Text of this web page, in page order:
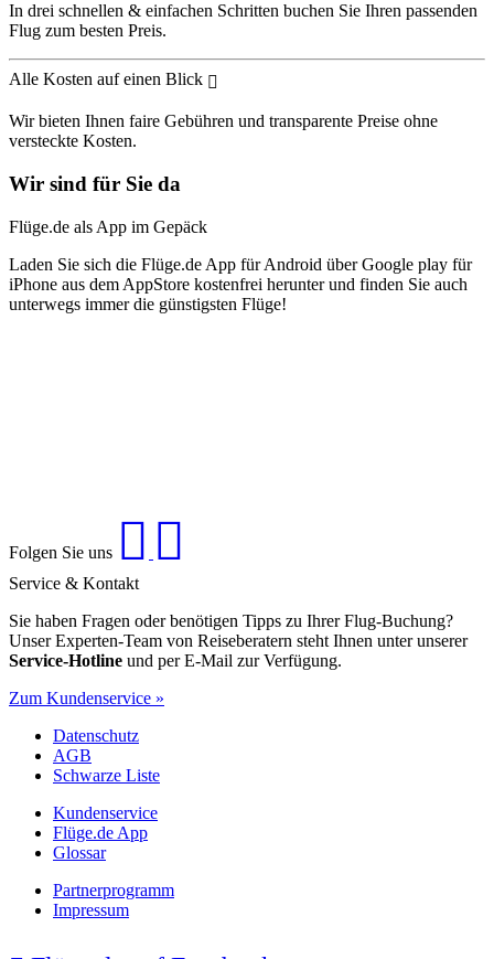
In drei schnellen & einfachen Schritten buchen Sie Ihren passenden
Flug zum besten Preis.
Alle Kosten auf einen Blick
Wir bieten Ihnen faire Gebühren und transparente Preise ohne
versteckte Kosten.
Wir sind für Sie da
Flüge.de als App im Gepäck
Laden Sie sich die Flüge.de App für Android über Google play für
iPhone aus dem AppStore kostenfrei herunter und finden Sie auch
unterwegs immer die günstigsten Flüge!
Folgen Sie uns
Service & Kontakt
Sie haben Fragen oder benötigen Tipps zu Ihrer Flug-Buchung?
Unser Experten-Team von Reiseberatern steht Ihnen unter unserer
Service-Hotline und per E-Mail zur Verfügung.
Zum Kundenservice »
Datenschutz
AGB
Schwarze Liste
Kundenservice
Flüge.de App
Glossar
Partnerprogramm
Impressum